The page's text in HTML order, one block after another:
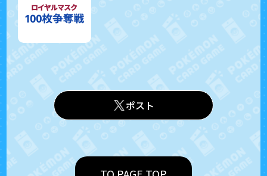
ポスト